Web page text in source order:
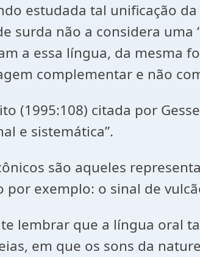
estudada tal unificação
surda não a considera uma
a essa língua, da mesma
complementar e não
(1995:108) citada por
e sistemática”.
são aqueles
por exemplo: o sinal de
lembrar que a língua oral
em que os sons da